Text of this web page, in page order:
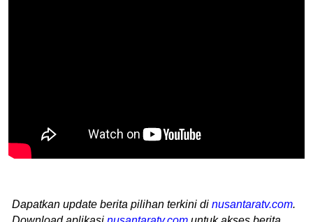
Dapatkan update berita pilihan terkini di nusantaratv.com.